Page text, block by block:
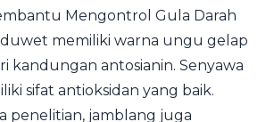
Mengontrol Gula Darah
memiliki warna ungu gelap
kandungan antosianin. Senyawa
sifat antioksidan yang baik.
penelitian, jamblang juga